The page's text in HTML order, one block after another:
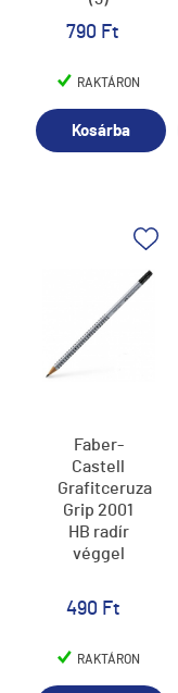
790 Ft
RAKTÁRON
Kosárba
Faber-
Castell
Grafitceruza
Grip 2001
HB radír
véggel
490 Ft
RAKTÁRON